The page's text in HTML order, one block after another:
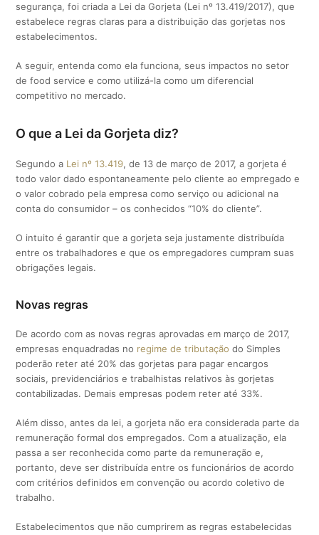
segurança, foi criada a Lei da Gorjeta (Lei nº 13.419/2017), que
estabelece regras claras para a distribuição das gorjetas nos
estabelecimentos.
A seguir, entenda como ela funciona, seus impactos no setor
de food service e como utilizá-la como um diferencial
competitivo no mercado.
O que a Lei da Gorjeta diz?
Segundo a Lei nº 13.419, de 13 de março de 2017, a gorjeta é
todo valor dado espontaneamente pelo cliente ao empregado e
o valor cobrado pela empresa como serviço ou adicional na
conta do consumidor – os conhecidos “10% do cliente”.
O intuito é garantir que a gorjeta seja justamente distribuída
entre os trabalhadores e que os empregadores cumpram suas
obrigações legais.
Novas regras
De acordo com as novas regras aprovadas em março de 2017,
empresas enquadradas no regime de tributação do Simples
poderão reter até 20% das gorjetas para pagar encargos
sociais, previdenciários e trabalhistas relativos às gorjetas
contabilizadas. Demais empresas podem reter até 33%.
Além disso, antes da lei, a gorjeta não era considerada parte da
remuneração formal dos empregados. Com a atualização, ela
passa a ser reconhecida como parte da remuneração e,
portanto, deve ser distribuída entre os funcionários de acordo
com critérios definidos em convenção ou acordo coletivo de
trabalho.
Estabelecimentos que não cumprirem as regras estabelecidas